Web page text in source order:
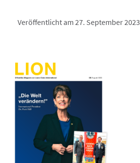
Veröffentlicht am 27. September 2023